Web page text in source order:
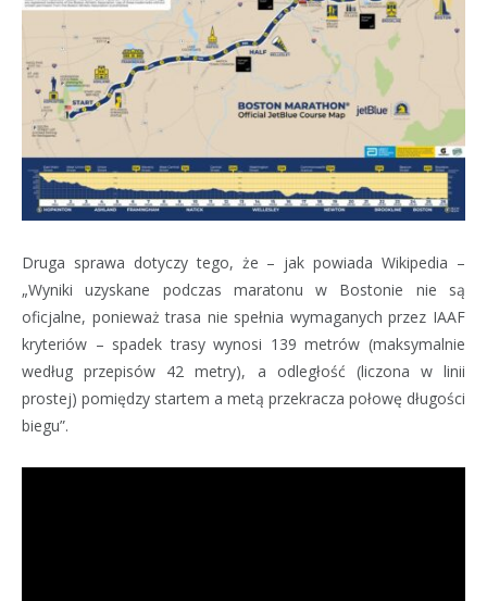
Druga sprawa dotyczy tego, że – jak powiada Wikipedia –
„Wyniki uzyskane podczas maratonu w Bostonie nie są
oficjalne, ponieważ trasa nie spełnia wymaganych przez IAAF
kryteriów – spadek trasy wynosi 139 metrów (maksymalnie
według przepisów 42 metry), a odległość (liczona w linii
prostej) pomiędzy startem a metą przekracza połowę długości
biegu”.